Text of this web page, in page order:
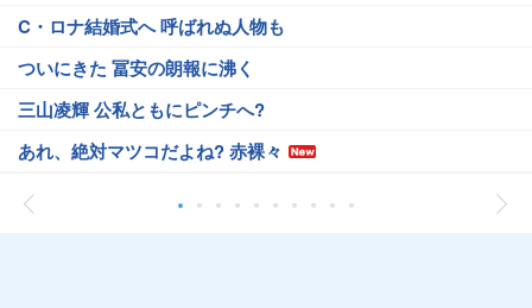
C・ロナ結婚式へ 呼ばれぬ人物も
ついにきた 冨安の朗報に沸く
三山凌輝 公私ともにピンチへ?
あれ、絶対マツコだよね? 赤裸々